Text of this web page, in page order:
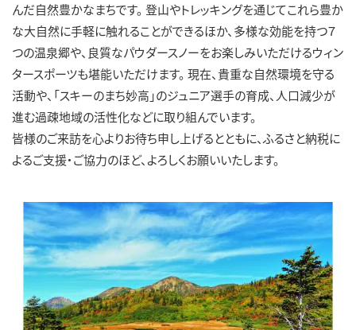
んだ自然豊かなまちです。 登山やトレッキングを通じてこれら豊か
な大自然に手軽に触れることができるほか、多様な効能を持つ７
つの温泉郷や、良質なパウダースノーをお楽しみいただけるウィン
タースポーツも堪能いただけます。 現在、貴重な自然環境を守る
活動や、「スキーのまち妙高」のジュニア選手の育成、人口減少が
進む過疎地域の活性化などに取り組んでいます。
皆様のご来訪を心よりお待ち申し上げるとともに、ふるさと納税に
よるご支援・ご協力のほど、よろしくお願いいたします。